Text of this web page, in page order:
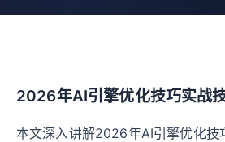
2026年AI引擎优化技巧实战
本文深入讲解2026年AI引擎优化技